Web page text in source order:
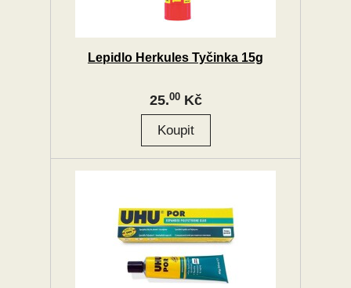
Lepidlo Herkules Tyčinka 15g
25.00Kč